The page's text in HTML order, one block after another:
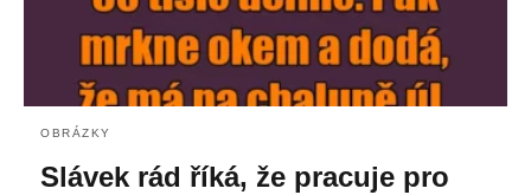
OBRÁZKY
Slávek rád říká, že pracuje pro